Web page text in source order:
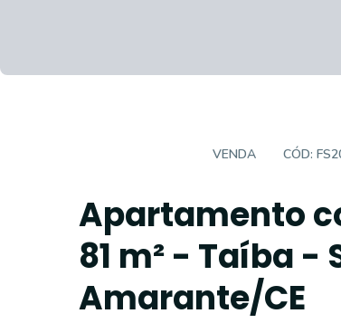
VENDA CÓD:
Apartamento
81 m² - Taíba -
Amarante/CE